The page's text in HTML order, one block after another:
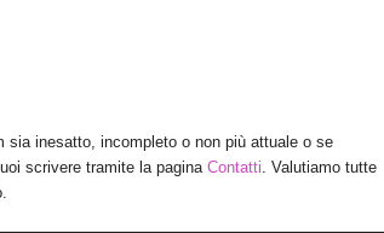
inesatto, incompleto o non più attuale o se
scrivere tramite la pagina Contatti. Valutiamo tutte